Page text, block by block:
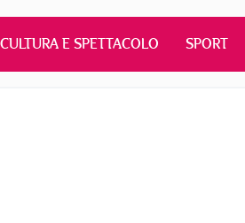
CULTURA E SPETTACOLO SPORT